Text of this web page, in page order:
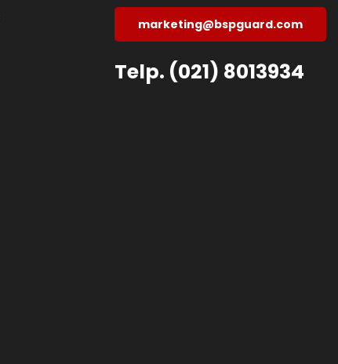
marketing@bspguard.com
Telp. (021) 8013934